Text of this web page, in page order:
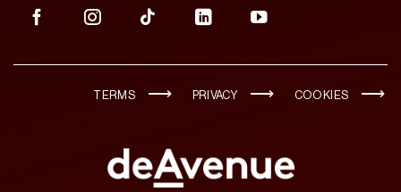
TERMS PRIVACY COOKIES